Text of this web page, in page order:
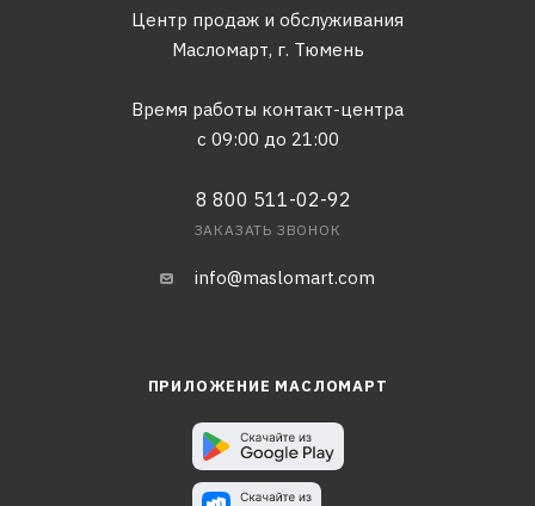
Центр продаж и обслуживания
Масломарт, г. Тюмень
Время работы контакт-центра
с 09:00 до 21:00
8 800 511-02-92
ЗАКАЗАТЬ ЗВОНОК
info@maslomart.com
ПРИЛОЖЕНИЕ МАСЛОМАРТ